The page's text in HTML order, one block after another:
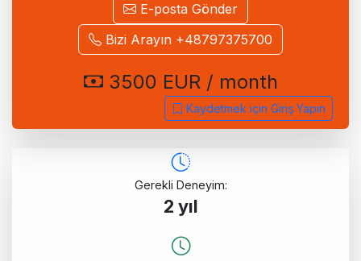
E-posta Gönder
Bizi Arayın +48797375700
3500 EUR / month
Kaydetmek için Giriş Yapın
Gerekli Deneyim:
2 yıl